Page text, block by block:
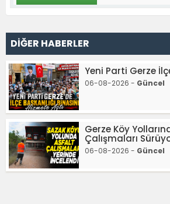
DİĞER HABERLER
Yeni Parti Gerze
06-08-2026 - Güncel
Gerze Köy
Çalışmaları
06-08-2026 - Güncel